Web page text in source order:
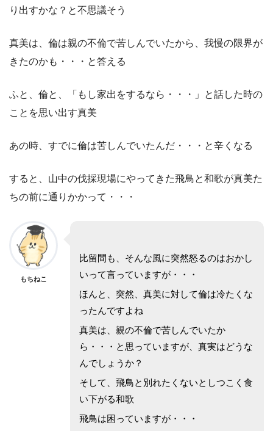
り出すかな？と不思議そう
真美は、倫は親の不倫で苦しんでいたから、我慢の限界が
きたのかも・・・と答える
ふと、倫と、「もし家出をするなら・・・」と話した時の
ことを思い出す真美
あの時、すでに倫は苦しんでいたんだ・・・と辛くなる
すると、山中の伐採現場にやってきた飛鳥と和歌が真美た
ちの前に通りかかって・・・
もちねこ
比留間も、そんな風に突然怒るのはおかし
いって言っていますが・・・
ほんと、突然、真美に対して倫は冷たくな
ったんですよね
真美は、親の不倫で苦しんでいたか
ら・・・と思っていますが、真実はどうな
んでしょうか？
そして、飛鳥と別れたくないとしつこく食
い下がる和歌
飛鳥は困っていますが・・・